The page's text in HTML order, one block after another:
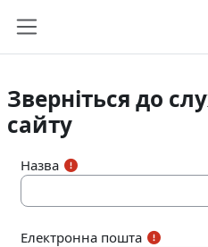
Зверніться до
сайту
Назва
Електронна пошта